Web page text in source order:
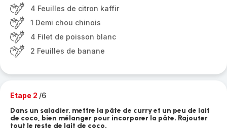
4 Feuilles de citron kaffir
1 Demi chou chinois
4 Filet de poisson blanc
2 Feuilles de banane
Etape 2 /6
Dans un saladier, mettre la pâte de curry et un peu de lait
de coco, bien mélanger pour incorporer la pâte. Rajouter
tout le reste de lait de coco.